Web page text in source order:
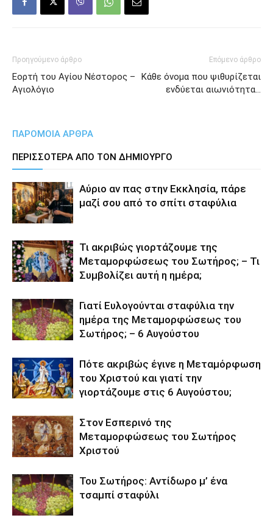
Προηγούμενο άρθρο
Εορτή του Αγίου Νέστορος –
Αγιολόγιο
Επόμενο άρθρο
Κάθε όνομα που ψιθυρίζεται
ενδύεται αιωνιότητα…
ΠΑΡΟΜΟΙΑ ΑΡΘΡΑ
ΠΕΡΙΣΣΟΤΕΡΑ ΑΠΟ ΤΟΝ ΔΗΜΙΟΥΡΓΟ
Αύριο αν πας στην Εκκλησία, πάρε
μαζί σου από το σπίτι σταφύλια
Τι ακριβώς γιορτάζουμε της
Μεταμορφώσεως του Σωτήρος; – Τι
Συμβολίζει αυτή η ημέρα;
Γιατί Ευλογούνται σταφύλια την
ημέρα της Μεταμορφώσεως του
Σωτήρος; – 6 Αυγούστου
Πότε ακριβώς έγινε η Μεταμόρφωση
του Χριστού και γιατί την
γιορτάζουμε στις 6 Αυγούστου;
Στον Εσπερινό της
Μεταμορφώσεως του Σωτήρος
Χριστού
Του Σωτήρος: Αντίδωρο μ’ ένα
τσαμπί σταφύλι